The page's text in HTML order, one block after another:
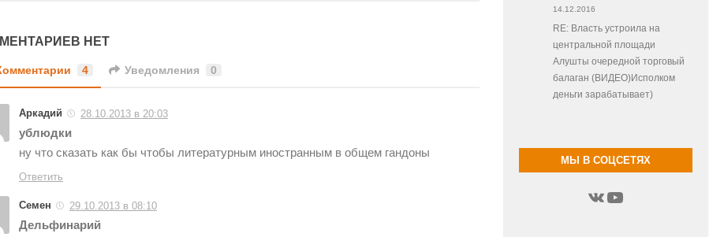
НЕТ
4 Уведомления 0
Аркадий 28.10.2013 в 20:03
ублюдки
ну что сказать как бы чтобы литературным иностранным в общем гандоны
Ответить
Семен 29.10.2013 в 08:10
Дельфинарий
14.12.2016
RE: Власть устроила на
центральной площади
Алушты очередной торговый
балаган (ВИДЕО)Исполком
деньги зарабатывает)
МЫ В СОЦСЕТЯХ
ВКонтакте
YouTube